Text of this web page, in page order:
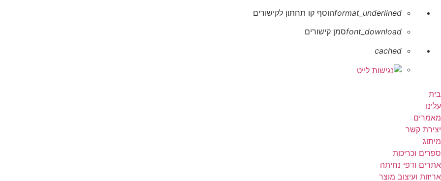
format_underlinedהוסף קו תחתון לקישורים
font_downloadסמן קישורים
לאפס את כל האפשרויות
cached
בית
עלינו
מאמרים
יצירת קשר
מיתוג
ספרים וכריכות
אתרים ודפי נחיתה
אריזות ועיצוב מוצר